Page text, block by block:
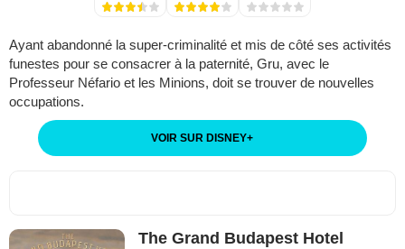
Ayant abandonné la super-criminalité et mis de côté ses activités
funestes pour se consacrer à la paternité, Gru, avec le
Professeur Néfario et les Minions, doit se trouver de nouvelles
occupations.
VOIR SUR DISNEY+
The Grand Budapest Hotel